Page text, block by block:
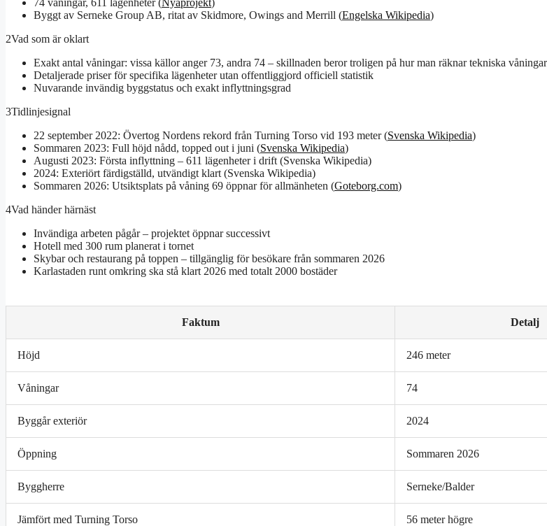
Byggt av Serneke Group AB, ritat av Skidmore, Owings and Merrill (Engelska Wikipedia)
2Vad som är oklart
Exakt antal våningar: vissa källor anger 73, andra 74 – skillnaden beror troligen på hur man räknar tekniska våningar
Detaljerade priser för specifika lägenheter utan offentliggjord officiell statistik
Nuvarande invändig byggstatus och exakt inflyttningsgrad
3Tidlinjesignal
22 september 2022: Övertog Nordens rekord från Turning Torso vid 193 meter (Svenska Wikipedia)
Sommaren 2023: Full höjd nådd, topped out i juni (Svenska Wikipedia)
Augusti 2023: Första inflyttning – 611 lägenheter i drift (Svenska Wikipedia)
2024: Exteriört färdigställd, utvändigt klart (Svenska Wikipedia)
Sommaren 2026: Utsiktsplats på våning 69 öppnar för allmänheten (Goteborg.com)
4Vad händer härnäst
Invändiga arbeten pågår – projektet öppnar successivt
Hotell med 300 rum planerat i tornet
Skybar och restaurang på toppen – tillgänglig för besökare från sommaren 2026
Karlastaden runt omkring ska stå klart 2026 med totalt 2000 bostäder
Faktum Detalj
Höjd 246 meter
Våningar 74
Byggår exteriör 2024
Öppning Sommaren 2026
Byggherre Serneke/Balder
Jämfört med Turning Torso 56 meter högre